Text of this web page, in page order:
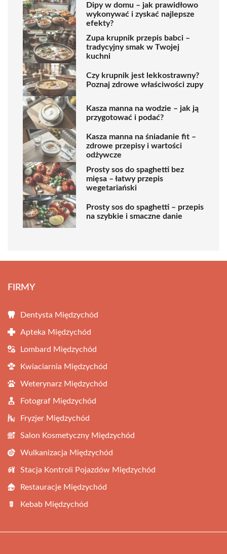
Dipy w domu – jak prawidłowo
wykonywać i zyskać najlepsze
efekty?
Zupa krupnik przepis babci –
tradycyjny smak w Twojej
kuchni
Czy krupnik jest lekkostrawny?
Poznaj zdrowe właściwości zupy
Kasza manna na wodzie – jak ją
przygotować i podać?
Kasza manna na śniadanie fit –
zdrowe przepisy i wartości
odżywcze
Prosty sos do spaghetti bez
mięsa – łatwy przepis
wegetariański
Prosty sos do spaghetti – przepis
na szybkie i smaczne danie
FIRMY
Dentysta Międzychód
Apteka Międzychód
Lombard Międzychód
Kwiaciarnia Międzychód
Weterynarz Międzychód
Fotograf Międzychód
Fryzjer Międzychód
Salon Kosmetyczny Międzychód
Wulkanizacja Międzychód
Stacja Kontroli Pojazdów Międzychód
Restauracje Międzychód
Kebab Międzychód